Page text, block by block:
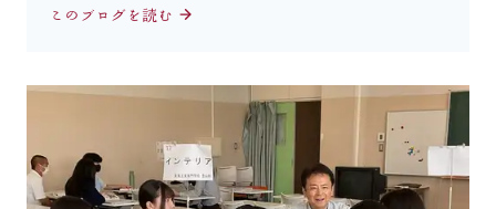
このブログを読む